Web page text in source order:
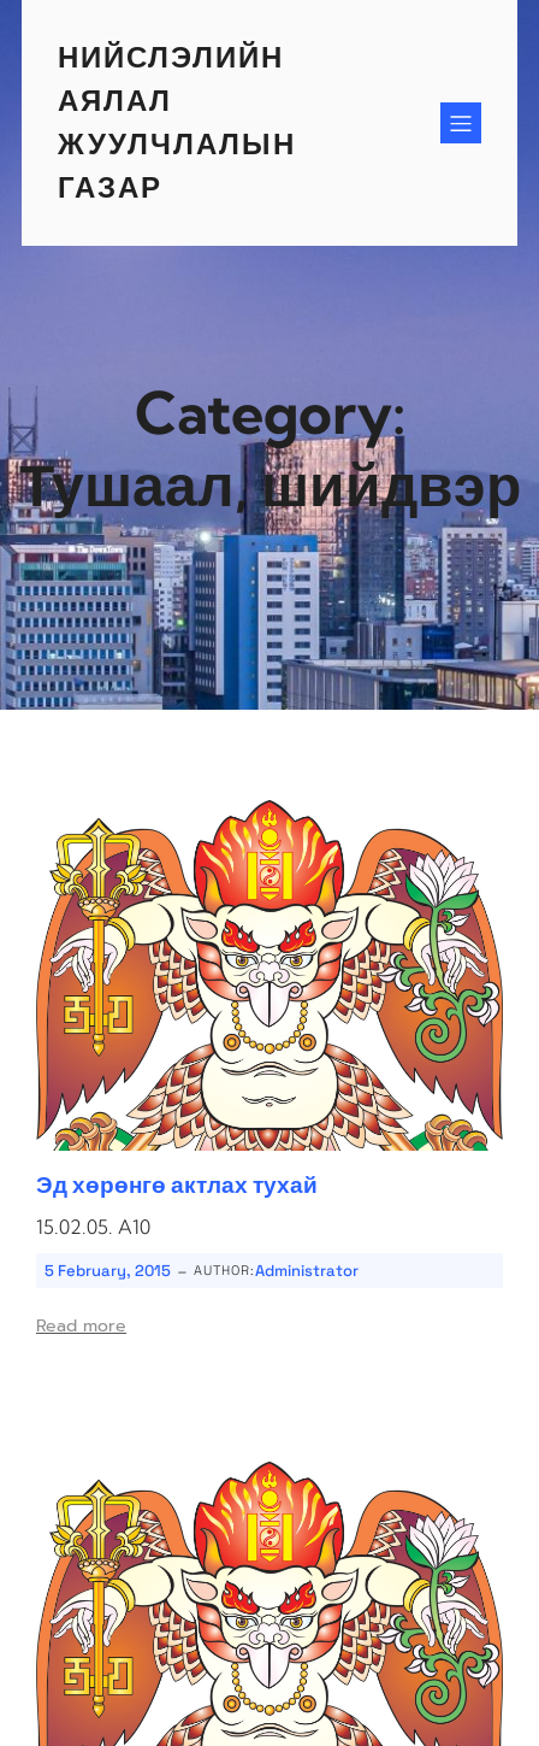
contentНИЙСЛЭЛИЙН
АЯЛАЛ
ЖУУЛЧЛАЛЫН
ГАЗАР
Category:
Тушаал, шийдвэр
Эд хөрөнгө актлах тухай
15.02.05. A10
5 February, 2015 - AUTHOR:Administrator
Read more